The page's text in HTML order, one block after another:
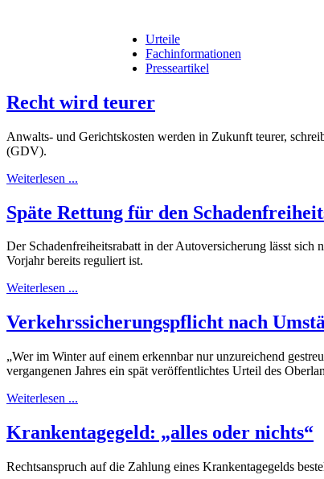
Urteile
Fachinformationen
Presseartikel
Recht wird teurer
Anwalts- und Gerichtskosten werden in Zukunft teurer,
(GDV).
Weiterlesen ...
Späte Rettung für den
Der Schadenfreiheitsrabatt in der Autoversicherung lässt
Vorjahr bereits reguliert ist.
Weiterlesen ...
Verkehrssicherungspflicht nach
„Wer im Winter auf einem erkennbar nur unzureichend
vergangenen Jahres ein spät veröffentlichtes Urteil des
Weiterlesen ...
Krankentagegeld: „alles oder nichts“
Rechtsanspruch auf die Zahlung eines Krankentagegelds